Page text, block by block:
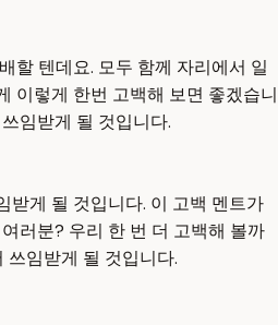
할 텐데요. 모두 함께 자리에서 일
이렇게 한번 고백해 보면 좋겠습니
임받게 될 것입니다.
받게 될 것입니다. 이 고백 멘트가
러분? 우리 한 번 더 고백해 볼까
쓰임받게 될 것입니다.